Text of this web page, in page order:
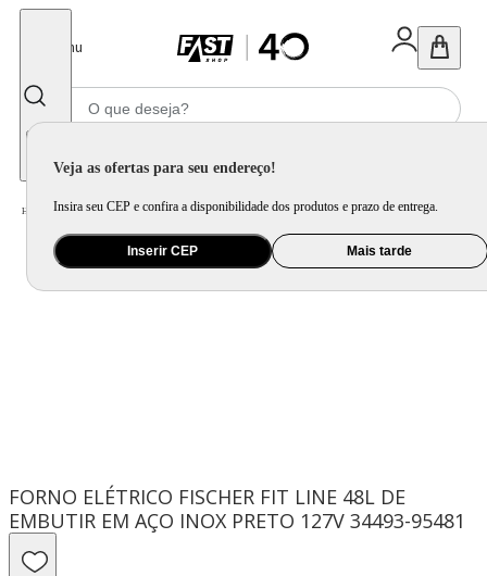
Menu
Veja as ofertas para seu endereço!
Insira seu CEP e confira a disponibilidade dos produtos e prazo de entrega.
Inserir CEP Mais tarde
Home Eletroportátil / Preparo de Alimento / Forno Elétrico
FORNO ELÉTRICO FISCHER FIT LINE 48L DE
EMBUTIR EM AÇO INOX PRETO 127V 34493-95481